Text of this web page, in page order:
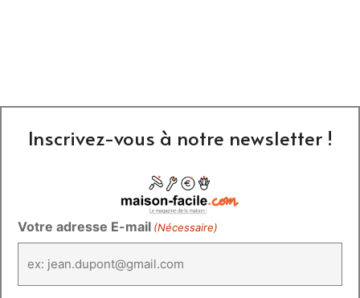
Inscrivez-vous à notre newsletter !
Votre adresse E-mail (Nécessaire)